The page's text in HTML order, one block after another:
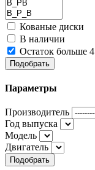
Кованые диски
В наличии
Остаток больше 4
Подобрать
Параметры
Производитель
Год выпуска
Модель
Двигатель
Подобрать